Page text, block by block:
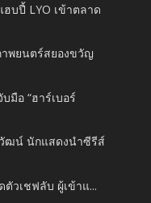
บปี้ LYO เข้าตลาด
าพยนตร์สยองขวัญ
มือ “ฮาร์เบอร์
ฒน์ นักแสดงนำซีรีส์
ตัวเชฟลับ ผู้เข้าแ...